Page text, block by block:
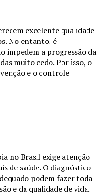
excelente qualidade
No entanto, é
impedem a progressão da
muito cedo. Por isso, o
e o controle
no Brasil exige atenção
de saúde. O diagnóstico
podem fazer toda
e da qualidade de vida.